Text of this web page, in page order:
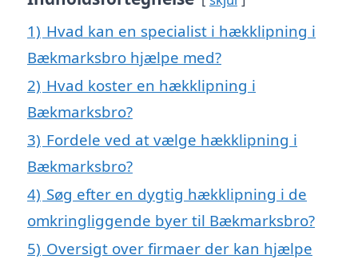
1) Hvad kan en specialist i hækklipning i
Bækmarksbro hjælpe med?
2) Hvad koster en hækklipning i
Bækmarksbro?
3) Fordele ved at vælge hækklipning i
Bækmarksbro?
4) Søg efter en dygtig hækklipning i de
omkringliggende byer til Bækmarksbro?
5) Oversigt over firmaer der kan hjælpe